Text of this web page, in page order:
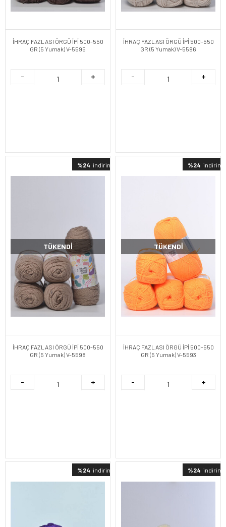
İHRAÇ FAZLASI ÖRGÜ İPİ 500-550
GR (5 Yumak) V-5595
İHRAÇ FAZLASI ÖRGÜ İPİ 500-550
GR (5 Yumak) V-5596
%24 indirimli
TÜKENDI
İHRAÇ FAZLASI ÖRGÜ İPİ 500-550
GR (5 Yumak) V-5598
%24 indirimli
TÜKENDI
İHRAÇ FAZLASI ÖRGÜ İPİ 500-550
GR (5 Yumak) V-5593
%24 indirimli %24 indirimli